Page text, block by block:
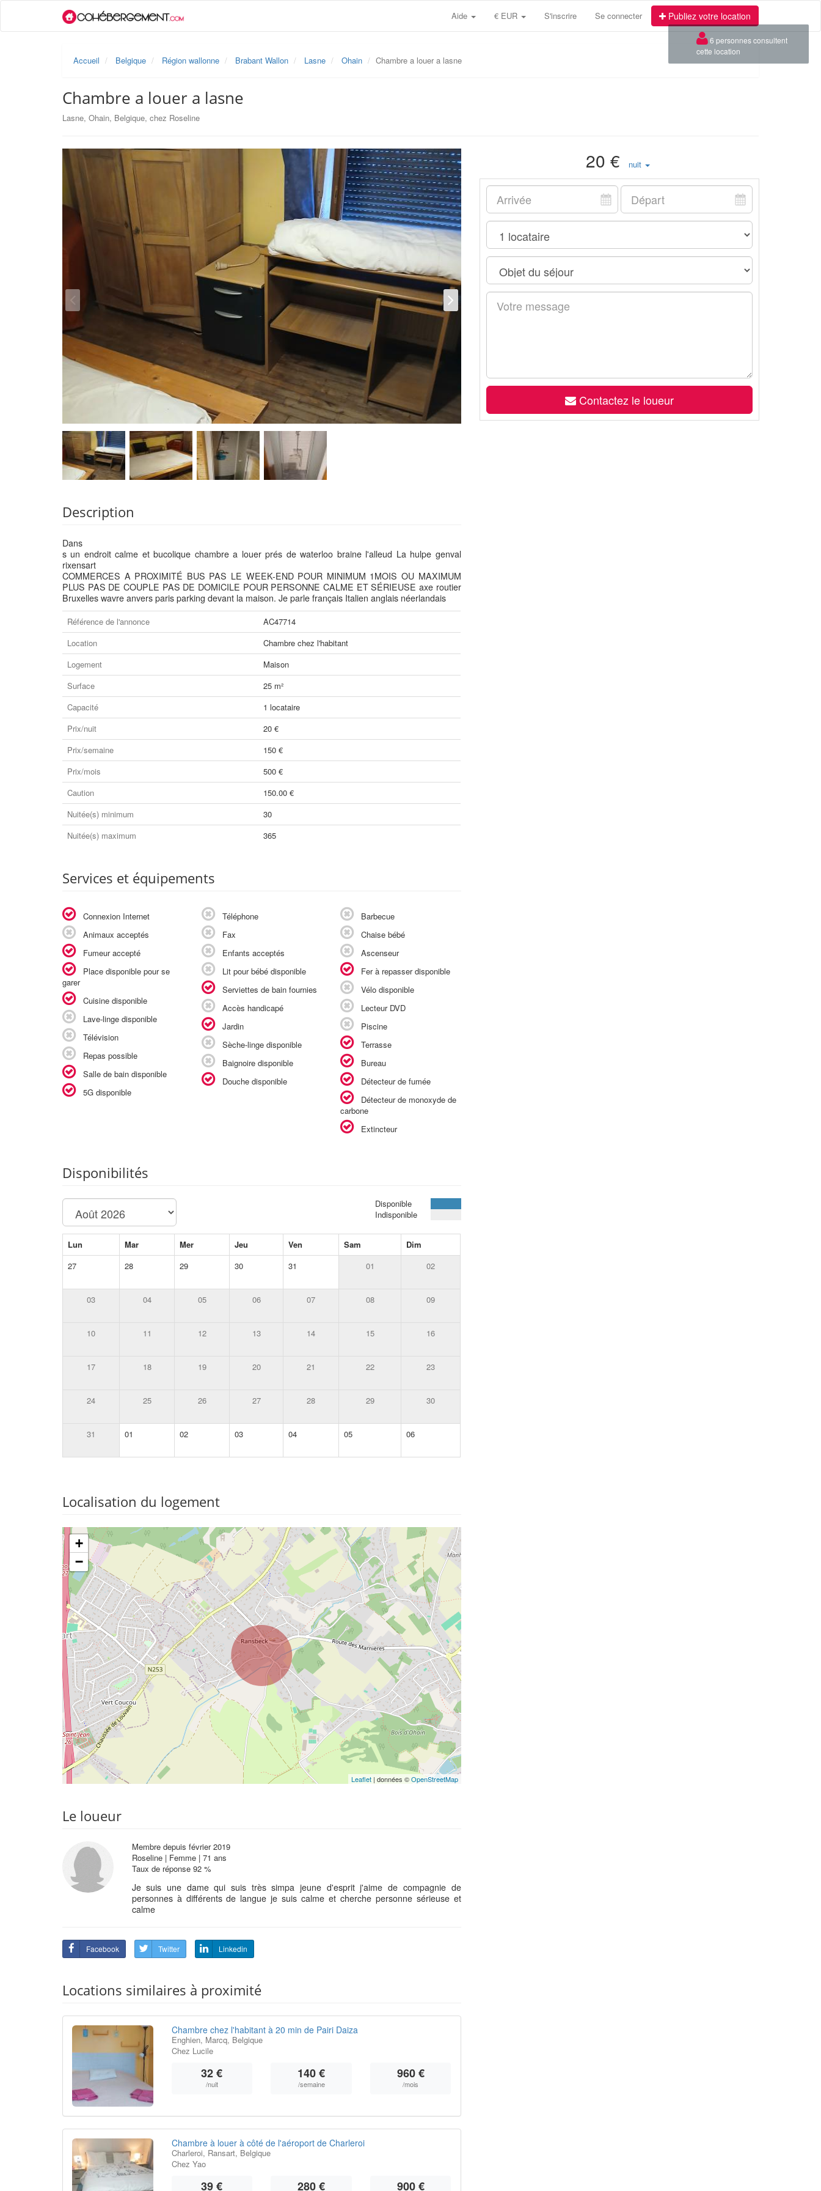
Aide € EUR S'inscrire Se connecter Publiez votre location
Accueil Belgique Région wallonne Brabant Wallon Lasne Ohain Chambre a louer a lasne
Chambre a louer a lasne
Lasne, Ohain, Belgique, chez Roseline
20 € nuit
Contactez le loueur
Description
Dans
s un endroit calme et bucolique chambre a louer prés de waterloo braine l'alleud La hulpe genval
rixensart
COMMERCES A PROXIMITÉ BUS PAS LE WEEK-END POUR MINIMUM 1MOIS OU MAXIMUM
PLUS PAS DE COUPLE PAS DE DOMICILE POUR PERSONNE CALME ET SÉRIEUSE axe routier
Bruxelles wavre anvers paris parking devant la maison. Je parle français Italien anglais néerlandais
Référence de l'annonce
AC47714
Location
Chambre chez l'habitant
Logement
Maison
Surface
25 m²
Capacité
1 locataire
Prix/nuit
20 €
Prix/semaine
150 €
Prix/mois
500 €
Caution
150.00 €
Nuitée(s) minimum
30
Nuitée(s) maximum
365
Services et équipements
Connexion Internet
Animaux acceptés
Fumeur accepté
Place disponible pour se
garer
Cuisine disponible
Lave-linge disponible
Télévision
Repas possible
Salle de bain disponible
5G disponible
Téléphone
Fax
Enfants acceptés
Lit pour bébé disponible
Serviettes de bain fournies
Accès handicapé
Jardin
Sèche-linge disponible
Baignoire disponible
Douche disponible
Barbecue
Chaise bébé
Ascenseur
Fer à repasser disponible
Vélo disponible
Lecteur DVD
Piscine
Terrasse
Bureau
Détecteur de fumée
Détecteur de monoxyde de
carbone
Extincteur
Disponibilités
Disponible
Indisponible
Lun Mar Mer Jeu Ven Sam
Dim
27
28 29 30 31 01 02
03 04 05 06 07 08 09
10 11 12 13 14 15 16
17 18 19 20 21 22 23
24 25 26 27 28 29 30
31 01 02 03 04 05 06
Localisation du logement
+
−
Leaflet| données ©OpenStreetMap
Le loueur
Membre depuis février 2019
Roseline | Femme | 71 ans
Taux de réponse 92 %
Je suis une dame qui suis très simpa jeune d'esprit j'aime de compagnie de
personnes à différents de langue je suis calme et cherche personne sérieuse et
calme
Facebook Twitter Linkedin
Locations similaires à proximité
Chambre chez l'habitant à 20 min de Pairi Daiza
Enghien, Marcq, Belgique
Chez Lucile
32 €
/nuit
140 €
/semaine
960 €
/mois
Chambre à louer à côté de l'aéroport de Charleroi
Charleroi, Ransart, Belgique
Chez Yao
39 € 280 € 900 €
×
6 personnes consultent
cette location